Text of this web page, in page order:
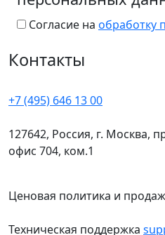
Согласие на обработку
Контакты
+7 (495) 646 13 00
127642, Россия, г. Москва,
офис 704, ком.1
Ценовая политика и
Техническая поддержка